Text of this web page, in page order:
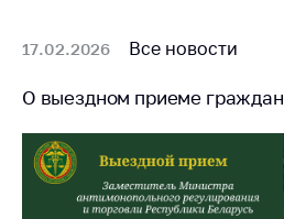
геральдические
Деятельность
Ценовая политика
17.02.2026 Все новости
О выездном приеме граждан